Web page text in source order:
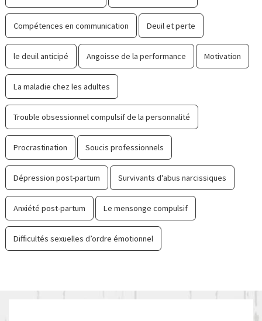
Compétences en communication Deuil et perte
le deuil anticipé Angoisse de la performance Motivation
La maladie chez les adultes
Trouble obsessionnel compulsif de la personnalité
Procrastination Soucis professionnels
Dépression post-partum Survivants d'abus narcissiques
Anxiété post-partum Le mensonge compulsif
Difficultés sexuelles d’ordre émotionnel